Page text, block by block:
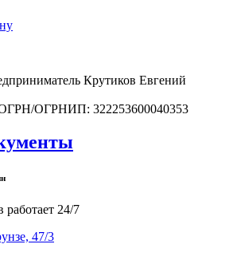
Крутиков Евгений
ОГРНИП: 322253600040353
работает 24/7
47/3